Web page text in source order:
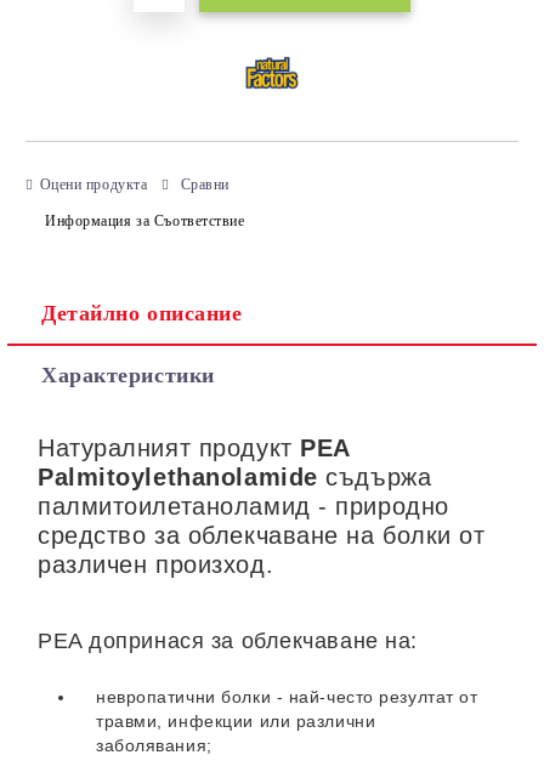
Оцени продукта Сравни
Информация за Съответствие
Детайлно описание
Характеристики
Натуралният продукт PEA
Palmitoylethanolamide съдържа
палмитоилетаноламид - природно
средство за облекчаване на болки от
различен произход.
PEA допринася за облекчаване на:
невропатични болки - най-често резултат от
травми, инфекции или различни
заболявания;